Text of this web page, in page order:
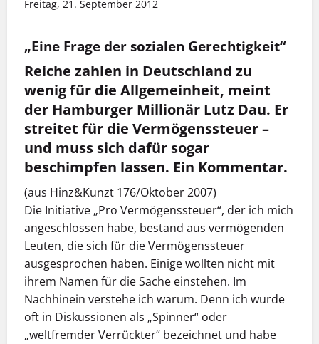
Freitag, 21. September 2012
„Eine Frage der sozialen Gerechtigkeit“
Reiche zahlen in Deutschland zu
wenig für die Allgemeinheit, meint
der Hamburger Millionär Lutz Dau. Er
streitet für die Vermögenssteuer –
und muss sich dafür sogar
beschimpfen lassen. Ein Kommentar.
(aus Hinz&Kunzt 176/Oktober 2007)
Die Initiative „Pro Vermögenssteuer“, der ich mich
angeschlossen habe, bestand aus vermögenden
Leuten, die sich für die Vermögenssteuer
ausgesprochen haben. Einige wollten nicht mit
ihrem Namen für die Sache einstehen. Im
Nachhinein verstehe ich warum. Denn ich wurde
oft in Diskussionen als „Spinner“ oder
„weltfremder Verrückter“ bezeichnet und habe